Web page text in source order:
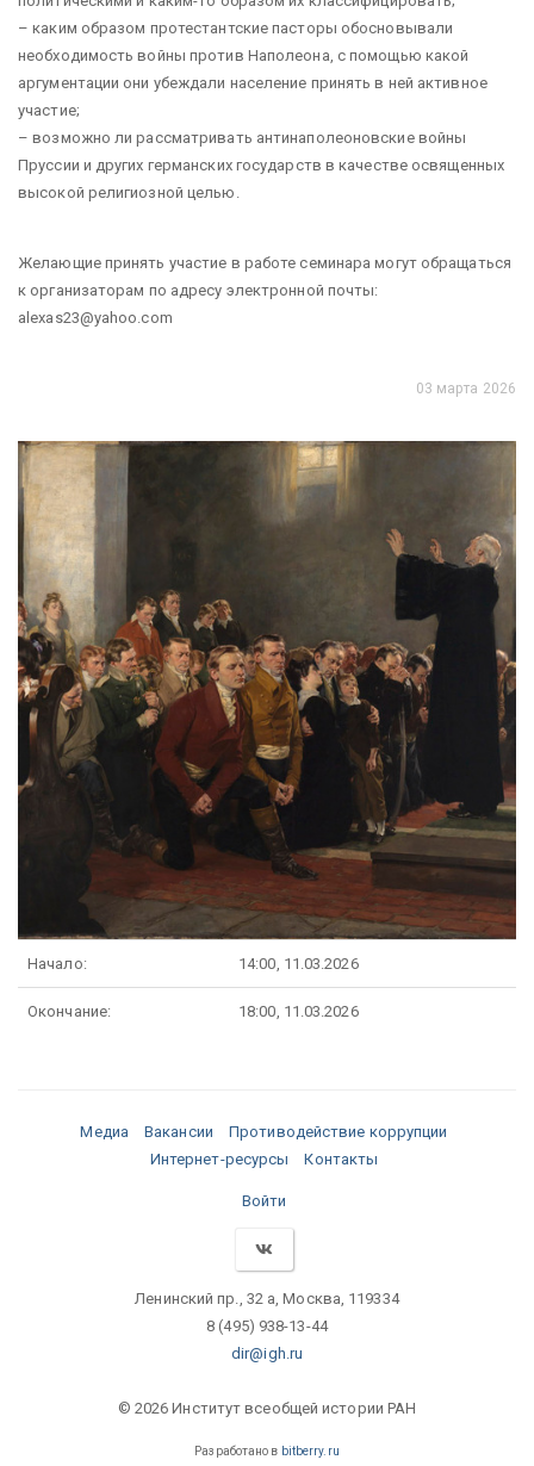
– каким образом протестантские пасторы обосновывали
необходимость войны против Наполеона, с помощью какой
аргументации они убеждали население принять в ней активное
участие;
– возможно ли рассматривать антинаполеоновские войны
Пруссии и других германских государств в качестве освященных
высокой религиозной целью.
Желающие принять участие в работе семинара могут обращаться
к организаторам по адресу электронной почты:
alexas23@yahoo.com
03 марта 2026
Начало: 14:00, 11.03.2026
Окончание: 18:00, 11.03.2026
Медиа Вакансии
Противодействие коррупции
Интернет-ресурсы
Контакты
Войти
Ленинский пр., 32 а, Москва, 119334
8 (495) 938-13-44
dir@igh.ru
© 2026 Институт всеобщей истории РАН
Разработано в bitberry.ru